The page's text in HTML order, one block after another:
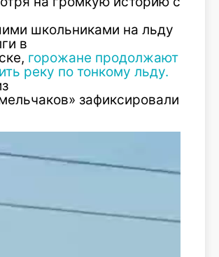
школьниками на льду
в
горожане продолжают
реку по тонкому льду.
» зафиксировали